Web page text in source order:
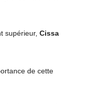
supérieur, Cissa
de cette